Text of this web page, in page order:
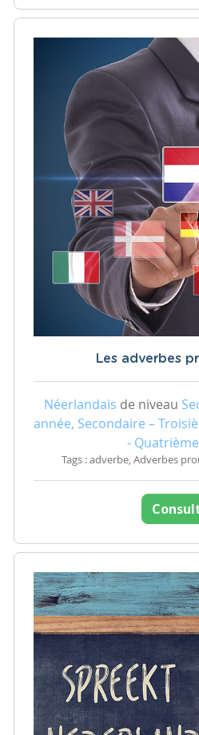
Les adverbes
Néerlandais de niveau
année, Secondaire –
-
Tags : adverbe, Adverbes